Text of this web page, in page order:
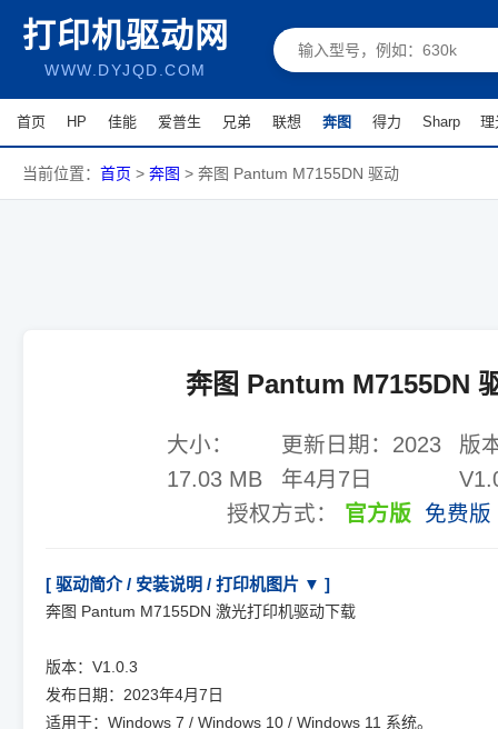
打印机驱动网
WWW.DYJQD.COM
首页 HP 佳能 爱普生 兄弟 联想 奔图 得力 Sharp 理
当前位置： 首页 > 奔图 > 奔图 Pantum M7155DN 驱动
奔图 Pantum M7155DN
大小：
17.03 MB
更新日期： 2023
年4月7日
版
授权方式： 官方版 免费版
[ 驱动简介 / 安装说明 / 打印机图片 ▼ ]
奔图 Pantum M7155DN 激光打印机驱动下载
版本：V1.0.3
发布日期：2023年4月7日
适用于：Windows 7 / Windows 10 / Windows 11 系统。